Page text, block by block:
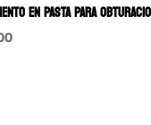
EN PASTA PARA
Current